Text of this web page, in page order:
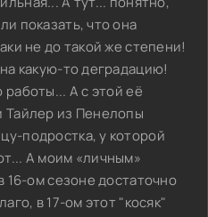
показать, что она
не до такой же степени!
какую-то деградацию!
А с этой её
Тайлер из Пенелопы
подростка, у которой
А моим «личным»
16-ом сезоне достаточно
в 17-ом этот "косяк"